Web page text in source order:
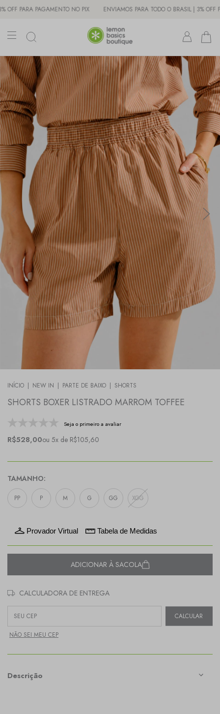
PAGAMENTO NO PIX ENVIAMOS PARA TODO O BRASIL | 3% OFF PARA
INÍCIO | NEW IN | PARTE DE BAIXO | SHORTS
SHORTS BOXER LISTRADO MARROM TOFFEE
Seja o primeiro a avaliar
R$528,00ou 5x de R$105,60
TAMANHO:
PP P M G GG XGG
Provador Virtual Tabela de Medidas
ADICIONAR À SACOLA
CALCULADORA DE ENTREGA
Entregas para o CEP:
CALCULAR
NÃO SEI MEU CEP
Descrição